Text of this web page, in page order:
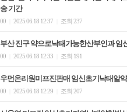
송 기간
00 2025.06.18 12:37 조회 237
부산 진구 약으로낙태가능한산부인과 임
00 2025.06.18 12:33 조회 191
우먼온리원미프진판매 임신초기낙태알
00 2025.06.18 12:29 조회 207